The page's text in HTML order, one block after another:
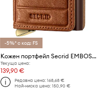
-5%* с код: FS
Кожен портфейл Secrid EMBOSS LINES
Текуща цена:
139,90 €
Редовна цена:168,68 €
Най-ниска цена:150,90 €